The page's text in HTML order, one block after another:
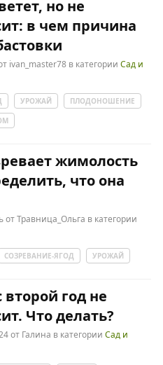
но не
в чем причина
ivan_master78 в категории Сад и
УРОЖАЙ
ПЛОДОНОШЕНИЕ
жимолость
что она
отТравница_Ольга в категории
СОЗРЕВАНИЕ-ЯГОД УРОЖАЙ
второй год не
Что делать?
от Галина в категории Сад и